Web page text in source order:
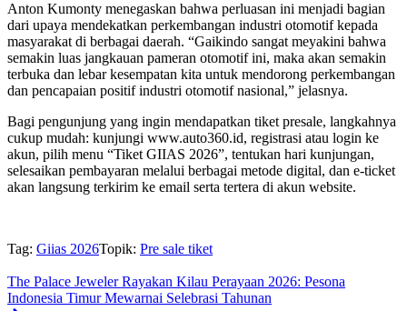
Anton Kumonty menegaskan bahwa perluasan ini menjadi bagian
dari upaya mendekatkan perkembangan industri otomotif kepada
masyarakat di berbagai daerah. “Gaikindo sangat meyakini bahwa
semakin luas jangkauan pameran otomotif ini, maka akan semakin
terbuka dan lebar kesempatan kita untuk mendorong perkembangan
dan pencapaian positif industri otomotif nasional,” jelasnya.
Bagi pengunjung yang ingin mendapatkan tiket presale, langkahnya
cukup mudah: kunjungi www.auto360.id, registrasi atau login ke
akun, pilih menu “Tiket GIIAS 2026”, tentukan hari kunjungan,
selesaikan pembayaran melalui berbagai metode digital, dan e-ticket
akan langsung terkirim ke email serta tertera di akun website.
Tag: Giias 2026Topik: Pre sale tiket
The Palace Jeweler Rayakan Kilau Perayaan 2026: Pesona
Indonesia Timur Mewarnai Selebrasi Tahunan